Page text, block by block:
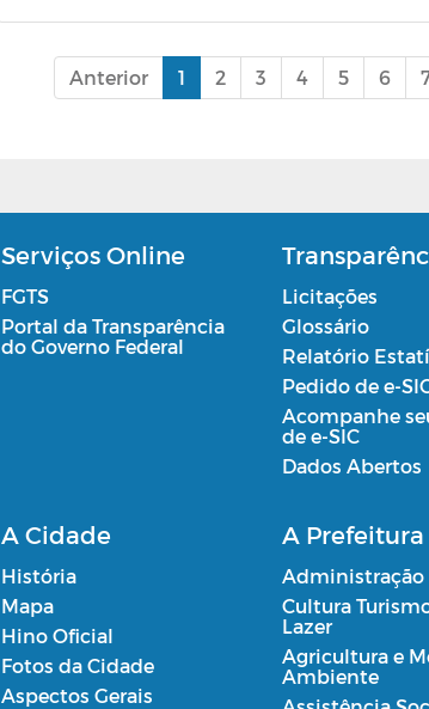
Anterior 1 2 3 4 5 6
Serviços Online
FGTS
Portal da Transparência
do Governo Federal
Licitações
Glossário
Relatório
Pedido de e-
Acompanhe
de e-SIC
Dados Abertos
A Cidade
História
Mapa
Hino Oficial
Fotos da Cidade
Aspectos Gerais
A Prefeitura
Administração
Cultura
Lazer
Agricultura e
Ambiente